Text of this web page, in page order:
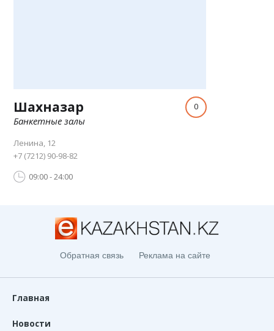
Шахназар
Банкетные залы
Ленина, 12
+7 (7212) 90-98-82
09:00 - 24:00
0
Обратная связь Реклама на сайте
Главная
Новости